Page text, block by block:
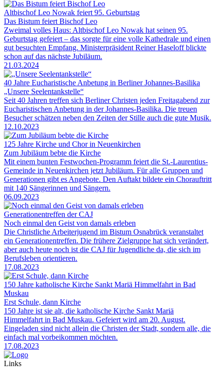
Altbischof Leo Nowak feiert 95. Geburtstag
Das Bistum feiert Bischof Leo
Zweimal volles Haus: Altbischof Leo Nowak hat seinen 95.
Geburtstag gefeiert – das sorgte für eine volle Kathedrale und einen
gut besuchten Empfang. Ministerpräsident Reiner Haseloff blickte
schon auf das nächste Jubiläum.
21.03.2024
40 Jahre Eucharistische Anbetung in Berliner Johannes-Basilika
„Unsere Seelentankstelle“
Seit 40 Jahren treffen sich Berliner Christen jeden Freitagabend zur
Eucharistischen Anbetung in der Johannes-Basilika. Die treuen
Besucher schätzen neben den Zeiten der Stille auch die gute Musik.
12.10.2023
125 Jahre Kirche und Chor in Neuenkirchen
Zum Jubiläum bebte die Kirche
Mit einem bunten Festwochen-Programm feiert die St.-Laurentius-
Gemeinde in Neuenkirchen jetzt Jubiläum. Für alle Gruppen und
Generationen gibt es Angebote. Den Auftakt bildete ein Chorauftritt
mit 140 Sängerinnen und Sängern.
06.09.2023
Generationentreffen der CAJ
Noch einmal den Geist von damals erleben
Die Christliche Arbeiterjugend im Bistum Osnabrück veranstaltet
ein Generationentreffen. Die frühere Zielgruppe hat sich verändert,
aber auch heute noch ist die CAJ für Jugendliche da, die sich im
Berufsleben orientieren.
17.08.2023
150 Jahre katholische Kirche Sankt Mariä Himmelfahrt in Bad
Muskau
Erst Schule, dann Kirche
150 Jahre ist sie alt, die katholische Kirche Sankt Mariä
Himmelfahrt in Bad Muskau. Gefeiert wird am 20. August.
Eingeladen sind nicht allein die Christen der Stadt, sondern alle, die
einfach mal vorbeikommen möchten.
17.08.2023
Links